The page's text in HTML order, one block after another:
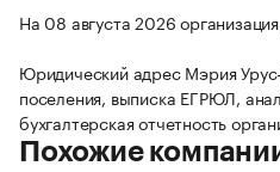
На 08 августа 2026
Юридический адрес Мэрия
поселения, выписка ЕГРЮЛ,
бухгалтерская отчетность
Похожие